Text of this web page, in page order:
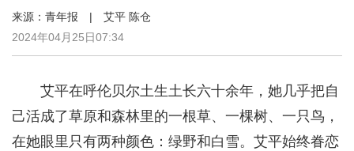
来源：青年报 | 艾平 陈仓
2024年04月25日07:34
艾平在呼伦贝尔土生土长六十余年，她几乎把自
己活成了草原和森林里的一根草、一棵树、一只鸟，
在她眼里只有两种颜色：绿野和白雪。艾平始终眷恋